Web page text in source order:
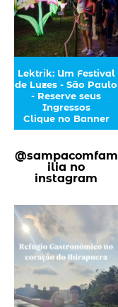
Lektrik: Um Festival
de Luzes - São Paulo
- Reserve seus
Ingressos
Clique no Banner
@sampacomfam
ilia no
instagram